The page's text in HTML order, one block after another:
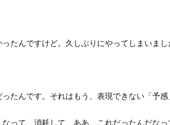
たんですけど。久しぶりにやってしまいまし
たんです。それはもう、表現できない「予感
って、消耗して、ああ、これだったんだなっ